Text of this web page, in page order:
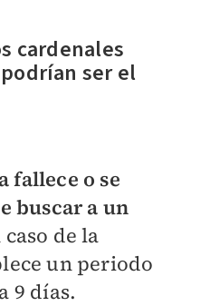
cardenales
ser el
fallece o se
buscar a un
caso de la
un periodo
9 días.